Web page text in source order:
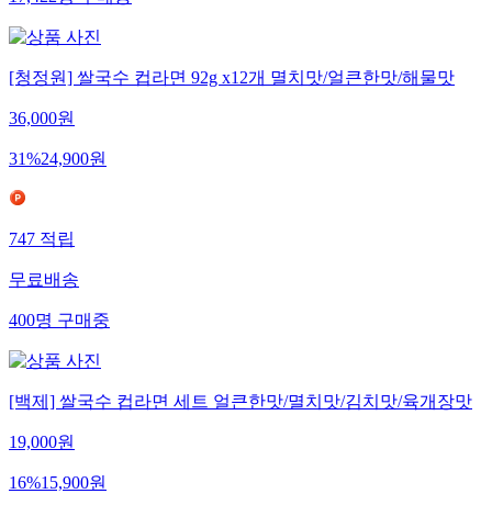
[청정원] 쌀국수 컵라면 92g x12개 멸치맛/얼큰한맛/해물맛
36,000원
31%24,900원
747 적립
무료배송
400명 구매중
[백제] 쌀국수 컵라면 세트 얼큰한맛/멸치맛/김치맛/육개장맛
19,000원
16%15,900원